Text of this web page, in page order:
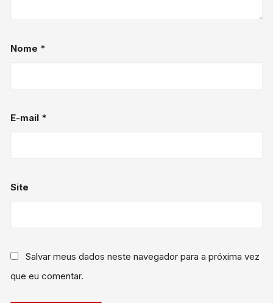
Nome *
E-mail *
Site
Salvar meus dados neste navegador para a próxima vez
que eu comentar.